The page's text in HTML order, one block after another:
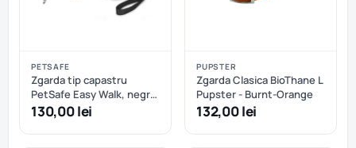
PETSAFE
Zgarda tip capastru
PetSafe Easy Walk, negru
- S
130,00 lei
PUPSTER
Zgarda Clasica BioThane L
Pupster - Burnt-Orange
132,00 lei